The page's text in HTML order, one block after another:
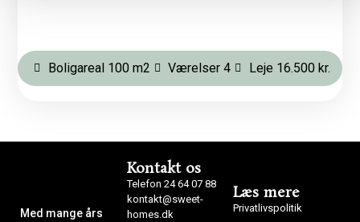
Boligareal 100 m2 Værelser 4 Leje 16.500 kr.
Med mange års
Kontakt os
Telefon 24 64 07 88
kontakt@sweet-
homes.dk
Læs mere
Privatlivspolitik